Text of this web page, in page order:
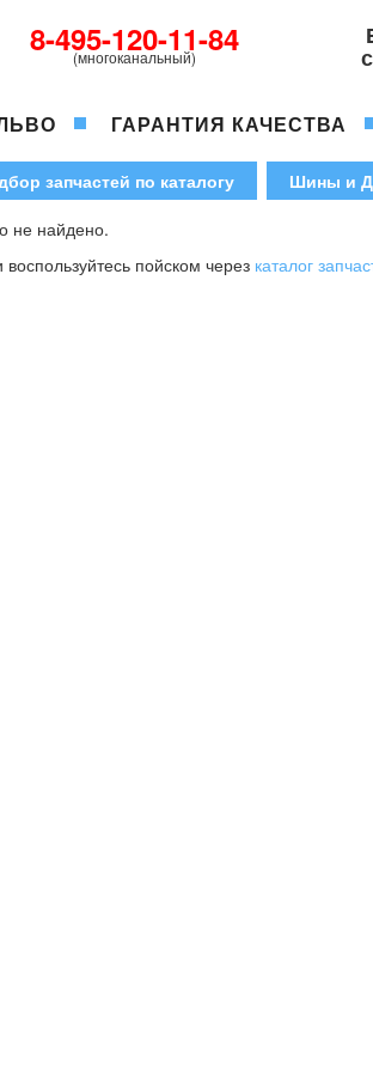
8-495-120-11-84
(многоканальный)
ГАРАНТИЯ КАЧЕСТВА
запчастей по каталогу Шины и
не найдено.
пойском через каталог